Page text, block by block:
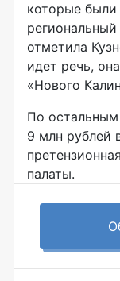
которые
отметила
идет речь,
«Нового
По
9 млн рублей
палаты.